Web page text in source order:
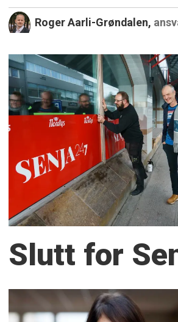
Roger Aarli-Grøndalen,
Slutt for